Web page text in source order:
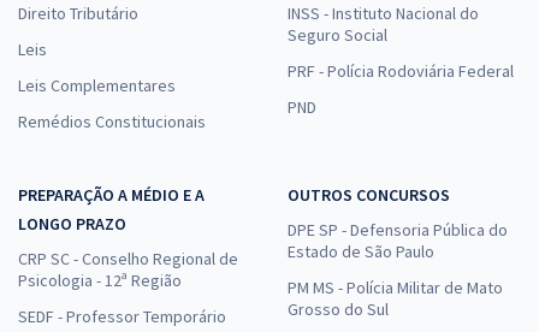
Direito Tributário
Leis
Leis Complementares
Remédios Constitucionais
INSS - Instituto Nacional do
Seguro Social
PRF - Polícia Rodoviária Federal
PND
PREPARAÇÃO A MÉDIO E A
LONGO PRAZO
CRP SC - Conselho Regional de
Psicologia - 12ª Região
SEDF - Professor Temporário
OUTROS CONCURSOS
DPE SP - Defensoria Pública do
Estado de São Paulo
PM MS - Polícia Militar de Mato
Grosso do Sul